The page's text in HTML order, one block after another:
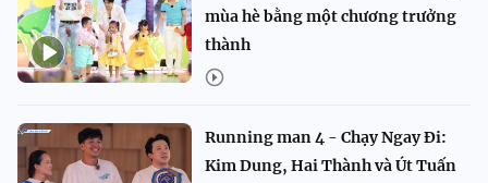
mùa hè bằng một chương trưởng
thành
Running man 4 - Chạy Ngay Đi:
Kim Dung, Hai Thành và Út Tuấn